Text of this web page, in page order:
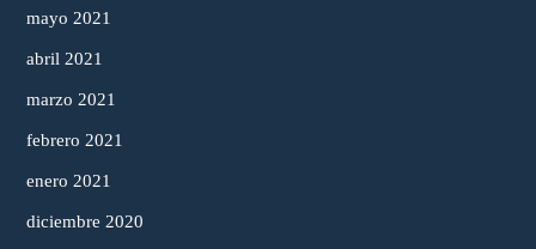
mayo 2021
abril 2021
marzo 2021
febrero 2021
enero 2021
diciembre 2020